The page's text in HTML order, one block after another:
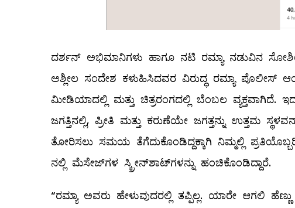
ದರ್ಶನ್‌ ಅಭಿಮಾನಿಗಳು ಹಾಗೂ ನಟಿ ರಮ್ಯಾ ನಡುವಿನ
ಅಶ್ಲೀಲ ಸಂದೇಶ ಕಳುಹಿಸಿದವರ ವಿರುದ್ಧ ರಮ್ಯಾ ಪೊಲೀಸ್​
ಮೀಡಿಯಾದಲ್ಲಿ ಮತ್ತು ಚಿತ್ರರಂಗದಲ್ಲಿ ಬೆಂಬಲ ವ್ಯಕ್ತವಾಗಿದೆ.
ಜಗತ್ತಿನಲ್ಲಿ, ಪ್ರೀತಿ ಮತ್ತು ಕರುಣೆಯೇ ಜಗತ್ತನ್ನು ಉತ್ತಮ
ತೋರಿಸಲು ಸಮಯ ತೆಗೆದುಕೊಂಡಿದ್ದಕ್ಕಾಗಿ ನಿಮ್ಮಲ್ಲಿ
ನಲ್ಲಿ ಮೆಸೇಜ್‌ಗಳ ಸ್ಕ್ರೀನ್‌ಶಾಟ್‌ಗಳನ್ನು ಹಂಚಿಕೊಂಡಿದ್ದಾರೆ.
“ರಮ್ಯಾ ಅವರು ಹೇಳುವುದರಲ್ಲಿ ತಪ್ಪಿಲ್ಲ. ಯಾರೇ ಆಗಲಿ